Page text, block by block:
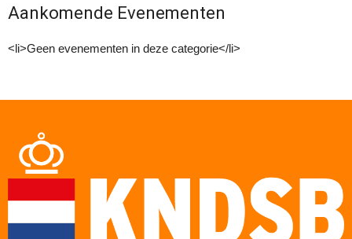
Aankomende Evenementen
<li>Geen evenementen in deze categorie</li>